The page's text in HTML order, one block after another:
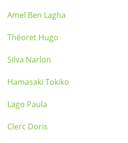
Amel Ben Lagha
Théoret Hugo
Silva Narlon
Hamasaki Tokiko
Lago Paula
Clerc Doris